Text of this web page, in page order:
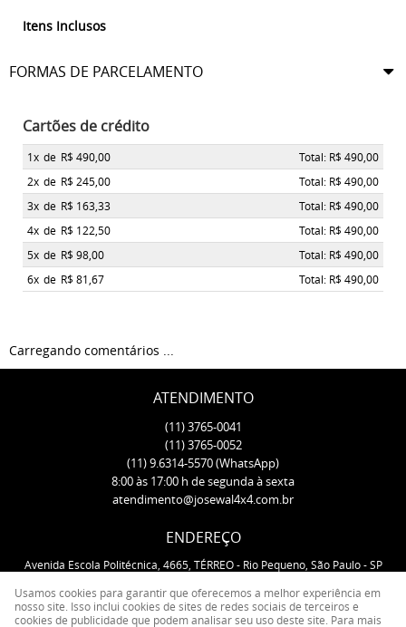
Itens Inclusos
FORMAS DE PARCELAMENTO
Cartões de crédito
1x de R$ 490,00
Total: R$ 490,00
2x de R$ 245,00
Total: R$ 490,00
3x de R$ 163,33
Total: R$ 490,00
4x de R$ 122,50
Total: R$ 490,00
5x de R$ 98,00
Total: R$ 490,00
6x de R$ 81,67 Total: R$ 490,00
Carregando comentários ...
ATENDIMENTO
(11)3765-0041
(11)3765-0052
(11)9.6314-5570(WhatsApp)
8:00 às 17:00 h de segunda à sexta
atendimento@josewal4x4.com.br
ENDEREÇO
Avenida Escola Politécnica, 4665, TÉRREO- Rio Pequeno, São Paulo-SP
Usamos cookies para garantir que oferecemos a melhor experiência em
nosso site. Isso inclui cookies de sites de redes sociais de terceiros e
cookies de publicidade que podem analisar seu uso deste site. Para mais